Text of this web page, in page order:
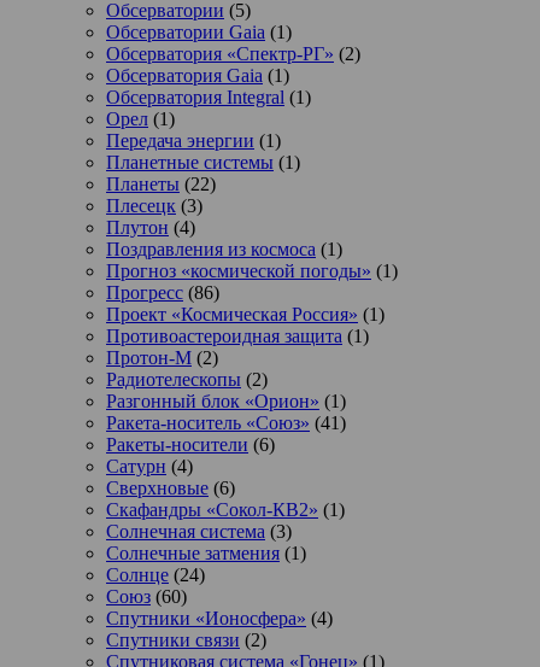
Обсерватории (5)
Обсерватории Gaia (1)
Обсерватория «Спектр-РГ» (2)
Обсерватория Gaia (1)
Обсерватория Integral (1)
Орел (1)
Передача энергии (1)
Планетные системы (1)
Планеты (22)
Плесецк (3)
Плутон (4)
Поздравления из космоса (1)
Прогноз «космической погоды» (1)
Прогресс (86)
Проект «Космическая Россия» (1)
Противоастероидная защита (1)
Протон-М (2)
Радиотелескопы (2)
Разгонный блок «Орион» (1)
Ракета-носитель «Союз» (41)
Ракеты-носители (6)
Сатурн (4)
Сверхновые (6)
Скафандры «Сокол-КВ2» (1)
Солнечная система (3)
Солнечные затмения (1)
Солнце (24)
Союз (60)
Спутники «Ионосфера» (4)
Спутники связи (2)
Спутниковая система «Гонец» (1)